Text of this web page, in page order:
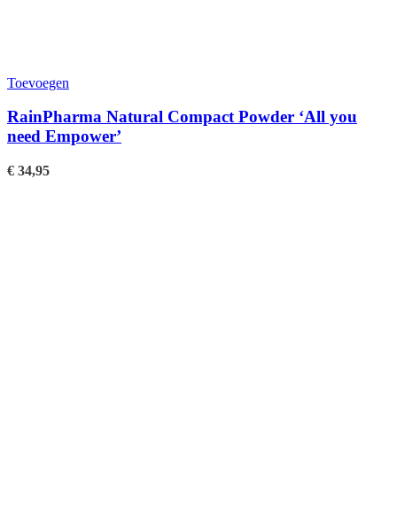
Toevoegen
RainPharma Natural Compact Powder ‘All you
need Empower’
€ 34,95